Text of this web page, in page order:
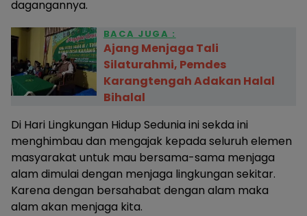
dagangannya.
BACA JUGA :
Ajang Menjaga Tali
Silaturahmi, Pemdes
Karangtengah Adakan Halal
Bihalal
Di Hari Lingkungan Hidup Sedunia ini sekda ini
menghimbau dan mengajak kepada seluruh elemen
masyarakat untuk mau bersama-sama menjaga
alam dimulai dengan menjaga lingkungan sekitar.
Karena dengan bersahabat dengan alam maka
alam akan menjaga kita.